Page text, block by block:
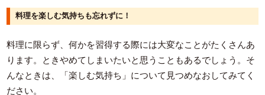
料理を楽しむ気持ちも忘れずに！
料理に限らず、何かを習得する際には大変なことがたくさんあ
ります。ときやめてしまいたいと思うこともあるでしょう。そ
んなときは、「楽しむ気持ち」について見つめなおしてみてく
ださい。